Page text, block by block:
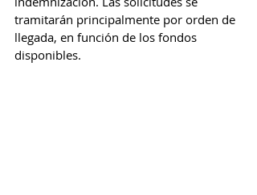
tramitarán principalmente por orden de
llegada, en función de los fondos
disponibles.